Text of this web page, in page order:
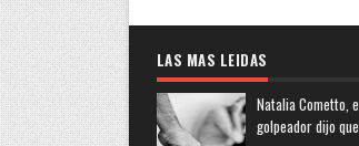
LAS MAS LEIDAS
Natalia Cometto,
golpeador dijo